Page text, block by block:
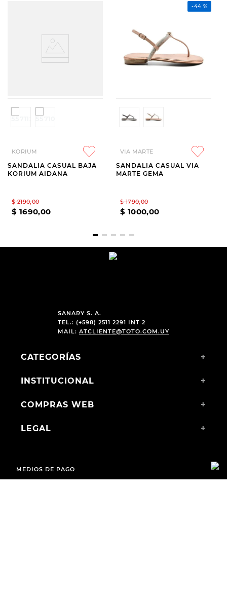
KORIUM
SANDALIA CASUAL BAJA
KORIUM AIDANA
$ 2190,00
$ 1690,00
-44 %
VIA MARTE
SANDALIA CASUAL VIA
MARTE GEMA
$ 1790,00
$ 1000,00
SANARY S. A.
TEL.: (+598) 2511 2291 INT 2
MAIL: ATCLIENTE@TOTO.COM.UY
CATEGORÍAS +
INSTITUCIONAL +
COMPRAS WEB +
LEGAL +
MEDIOS DE PAGO